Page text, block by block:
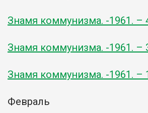
Знамя коммунизма. -1961. –
Знамя коммунизма. -1961. –
Знамя коммунизма. -1961. –
Февраль